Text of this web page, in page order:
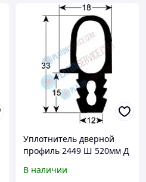
Уплотнитель дверной
профиль 2449 Ш 520мм Д
В наличии